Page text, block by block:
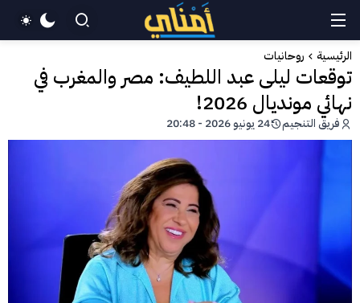
الرئيسية روحانيات
توقعات ليلى عبد اللطيف: مصر والمغرب في
نهائي مونديال 2026!
فريق التنجيم 24 يونيو 2026 - 20:48